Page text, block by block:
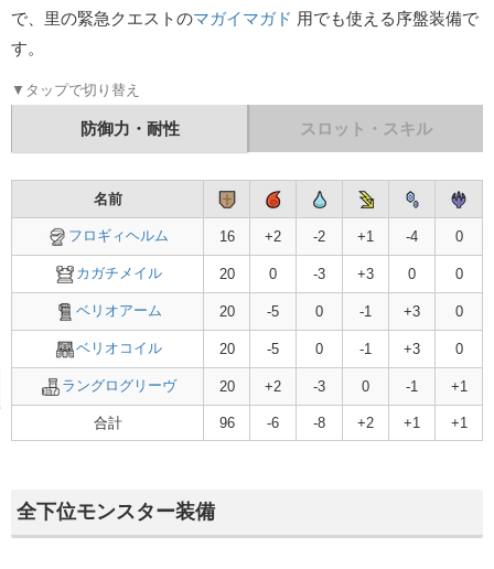
で、里の緊急クエストのマガイマガド 用でも使える序盤装備で
す。
▼タップで切り替え
防御力・耐性
名前
フロギィヘルム 16 +2 -2 +1 -4 0
カガチメイル 20 0 -3 +3 0 0
ベリオアーム 20 -5 0 -1 +3 0
ベリオコイル 20 -5 0 -1 +3 0
ラングログリーヴ 20 +2 -3 0 -1 +1
合計 96 -6 -8 +2 +1 +1
スロット・スキル
名前 スロット
フロギィヘルム
カガチメイル
ベリオアーム
ベリオコイル
ラングログリーヴ
スキル合計値
全下位モンスター装備